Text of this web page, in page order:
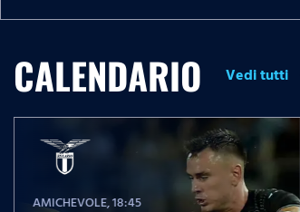
CALENDARIO Vedi tutti
AMICHEVOLE, 18:45